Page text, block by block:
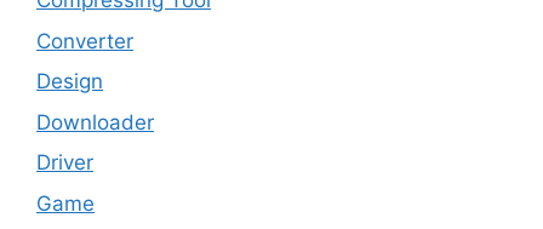
Converter
Design
Downloader
Driver
Game